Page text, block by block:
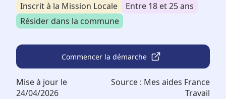
Inscrit à la Mission Locale
Entre 18 et 25 ans
Résider dans la commune
Commencer la démarche
Mise à jour le
24/04/2026
Source : Mes aides France
Travail